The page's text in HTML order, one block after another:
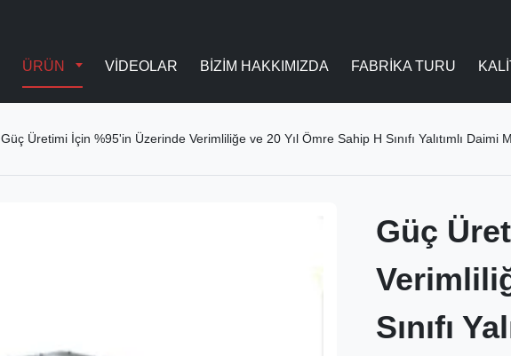
ÜRÜN VIDEOLAR BIZIM HAKKIMIZDA FABRIKA TURU
Güç Üretimi İçin %95'in Üzerinde Verimliliğe ve 20 Yıl Ömre Sahip H Sınıfı Yalıtımlı Daimi
Güç
Sınıfı